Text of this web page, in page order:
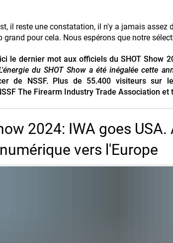
il reste une constatation, il n'y a jamais
grand pour cela. Nous espérons que notre
le dernier mot aux officiels du SHOT Show
du SHOT Show a été inégalée cette
de NSSF. Plus de 55.400 visiteurs
The Firearm Industry Trade Association
2024: IWA goes
vers l'Europe